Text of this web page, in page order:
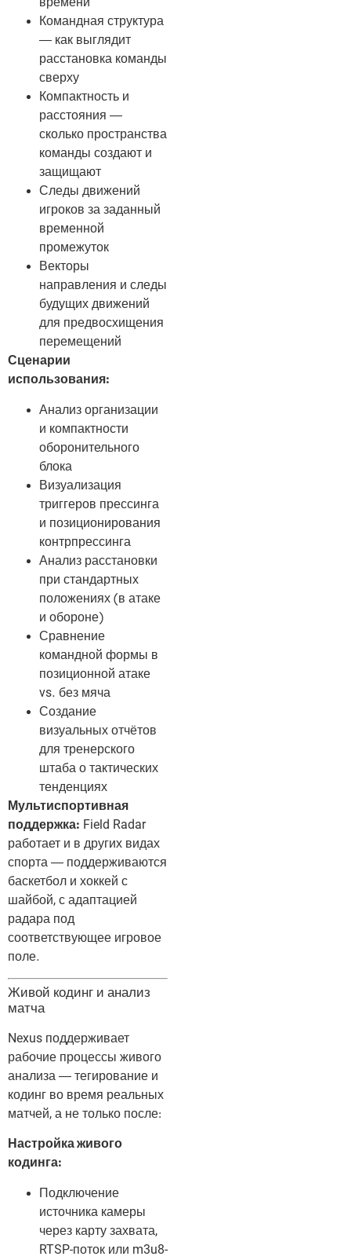
времени
Командная структура
— как выглядит
расстановка команды
сверху
Компактность и
расстояния —
сколько пространства
команды создают и
защищают
Следы движений
игроков за заданный
временной
промежуток
Векторы
направления и следы
будущих движений
для предвосхищения
перемещений
Сценарии
использования:
Анализ организации
и компактности
оборонительного
блока
Визуализация
триггеров прессинга
и позиционирования
контрпрессинга
Анализ расстановки
при стандартных
положениях (в атаке
и обороне)
Сравнение
командной формы в
позиционной атаке
vs. без мяча
Создание
визуальных отчётов
для тренерского
штаба о тактических
тенденциях
Мультиспортивная
поддержка: Field Radar
работает и в других видах
спорта — поддерживаются
баскетбол и хоккей с
шайбой, с адаптацией
радара под
соответствующее игровое
поле.
Живой кодинг и анализ
матча
Nexus поддерживает
рабочие процессы живого
анализа — тегирование и
кодинг во время реальных
матчей, а не только после:
Настройка живого
кодинга:
Подключение
источника камеры
через карту захвата,
RTSP-поток или m3u8-